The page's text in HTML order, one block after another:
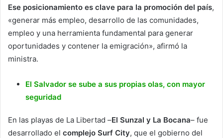
Ese posicionamiento es clave para la promoción del país,
«generar más empleo, desarrollo de las comunidades,
empleo y una herramienta fundamental para generar
oportunidades y contener la emigración», afirmó la
ministra.
El Salvador se sube a sus propias olas, con mayor
seguridad
En las playas de La Libertad –El Sunzal y La Bocana– fue
desarrollado el complejo Surf City, que el gobierno del